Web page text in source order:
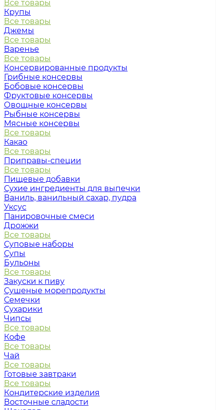
Все товары
Крупы
Все товары
Джемы
Все товары
Варенье
Все товары
Консервированные продукты
Грибные консервы
Бобовые консервы
Фруктовые консервы
Овощные консервы
Рыбные консервы
Мясные консервы
Все товары
Какао
Все товары
Приправы-специи
Все товары
Пищевые добавки
Сухие ингредиенты для выпечки
Ваниль, ванильный сахар, пудра
Уксус
Панировочные смеси
Дрожжи
Все товары
Суповые наборы
Супы
Бульоны
Все товары
Закуски к пиву
Сушеные морепродукты
Семечки
Сухарики
Чипсы
Все товары
Кофе
Все товары
Чай
Все товары
Готовые завтраки
Все товары
Кондитерские изделия
Восточные сладости